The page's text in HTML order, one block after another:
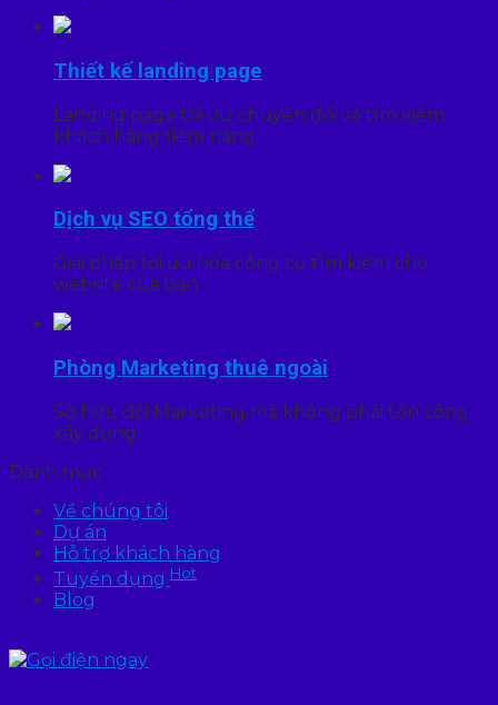
Thiết kế landing page
Landing page tối ưu chuyển đổi và tìm kiếm
khách hàng tiềm năng
Dịch vụ SEO tổng thể
Giải pháp tối ưu hóa công cụ tìm kiếm cho
website của bạn
Phòng Marketing thuê ngoài
Sở hữu đội Marketing mà không phải tốn công
xây dựng
Danh mục
Về chúng tôi
Dự án
Hỗ trợ khách hàng
Tuyển dụng Hot
Blog